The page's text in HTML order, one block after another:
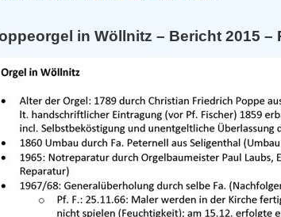
in Wöllnitz – Bericht 2015 –